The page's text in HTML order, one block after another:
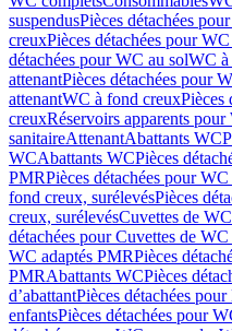
suspendusPièces détachées
creuxPièces détachées pour
détachées pour WC au solWC à
attenantPièces détachées pour
attenantWC à fond creuxPièces
creuxRéservoirs apparents
sanitaireAttenantAbattants WC
WCAbattants WCPièces
PMRPièces détachées pour
fond creux, surélevésPièces
creux, surélevésCuvettes de
détachées pour Cuvettes de
WC adaptés PMRPièces
PMRAbattants WCPièces
d’abattantPièces détachées
enfantsPièces détachées pour